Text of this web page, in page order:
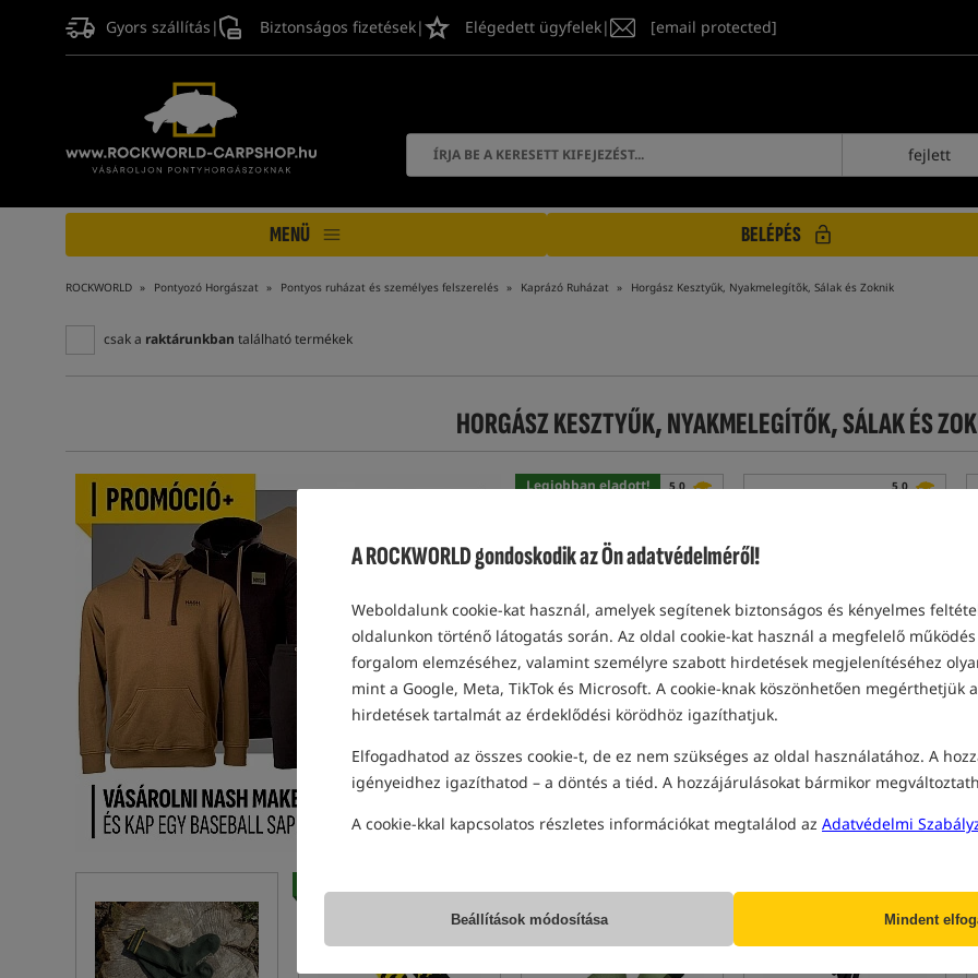
A ROCKWORLD gondoskodik az Ön adatvédelméről!
Weboldalunk cookie-kat használ, amelyek segítenek biztonságos és kényelmes
oldalunkon történő látogatás során. Az oldal cookie-kat használ a megfelelő
forgalom elemzéséhez, valamint személyre szabott hirdetések megjelenítéséhez
mint a Google, Meta, TikTok és Microsoft. A cookie-knak köszönhetően megérthetjük
hirdetések tartalmát az érdeklődési körödhöz igazíthatjuk.
Elfogadhatod az összes cookie-t, de ez nem szükséges az oldal használatához. A
igényeidhez igazíthatod – a döntés a tiéd. A hozzájárulásokat bármikor
A cookie-kkal kapcsolatos részletes információkat megtalálod az Adatvédelmi
Beállítások módosítása Mindent
Gyors szállítás | Biztonságos fizetések| Elégedett ügyfelek| [email protected]
fejlett
MENÜ BELÉPÉS
ROCKWORLD Pontyozó Horgászat Pontyos ruházat és személyes felszerelés Kaprázó Ruházat Horgász Kesztyűk, Nyakmelegítők, Sálak és Zoknik
csak a raktárunkban található termékek
HORGÁSZ KESZTYŰK, NYAKMELEGÍTŐK, SÁLAK ÉS
Legjobban eladott! 5,0
Rockworld sKARPetki Rock
Socks - Yellow
Rockworld zoknik sárga színben, fekete akcentusokkal
2 620
megkapod35,71 pontok
CSÉSZE
5,0
Delphin HEATEX Thermal
Socks
Termikus zoknik
2 030
Kategória ár:2 280/ -11%
Min. ár 30 nappal a kedvezmény
előtt: 1942
CSÉSZE